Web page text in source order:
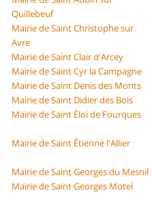
Quillebeuf
Mairie de Saint Christophe sur
Avre
Mairie de Saint Clair d'Arcey
Mairie de Saint Cyr la Campagne
Mairie de Saint Denis des Monts
Mairie de Saint Didier des Bois
Mairie de Saint Éloi de Fourques
Mairie de Saint Étienne l'Allier
Mairie de Saint Georges du Mesnil
Mairie de Saint Georges Motel